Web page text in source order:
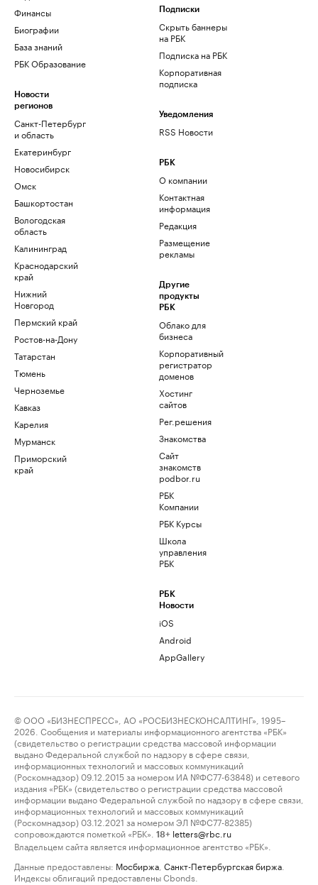
Финансы
Биографии
База знаний
РБК Образование
Новости
регионов
Санкт-Петербург
и область
Екатеринбург
Новосибирск
Омск
Башкортостан
Вологодская
область
Калининград
Краснодарский
край
Нижний
Новгород
Пермский край
Ростов-на-Дону
Татарстан
Тюмень
Черноземье
Кавказ
Карелия
Мурманск
Приморский
край
Подписки
Скрыть баннеры
на РБК
Подписка на РБК
Корпоративная
подписка
Уведомления
RSS Новости
РБК
О компании
Контактная
информация
Редакция
Размещение
рекламы
Другие
продукты
РБК
Облако для
бизнеса
Корпоративный
регистратор
доменов
Хостинг
сайтов
Рег.решения
Знакомства
Сайт
знакомств
podbor.ru
РБК
Компании
РБК Курсы
Школа
управления
РБК
РБК
Новости
iOS
Android
AppGallery
© ООО «БИЗНЕСПРЕСС», АО «РОСБИЗНЕСКОНСАЛТИНГ», 1995–
2026. Сообщения и материалы информационного агентства «РБК»
(свидетельство о регистрации средства массовой информации
выдано Федеральной службой по надзору в сфере связи,
информационных технологий и массовых коммуникаций
(Роскомнадзор) 09.12.2015 за номером ИА №ФС77-63848) и сетевого
издания «РБК» (свидетельство о регистрации средства массовой
информации выдано Федеральной службой по надзору в сфере связи,
информационных технологий и массовых коммуникаций
(Роскомнадзор) 03.12.2021 за номером ЭЛ №ФС77-82385)
сопровождаются пометкой «РБК».
18+ letters@rbc.ru
Владельцем сайта является информационное агентство «РБК».
Данные предоставлены: Мосбиржа Санкт-Петербургская биржа
Индексы облигаций предоставлены Cbonds.